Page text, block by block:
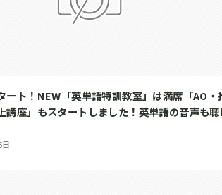
ート！NEW「英単語特訓教室」は満席「AO・
講座」もスタートしました！英単語の音声も